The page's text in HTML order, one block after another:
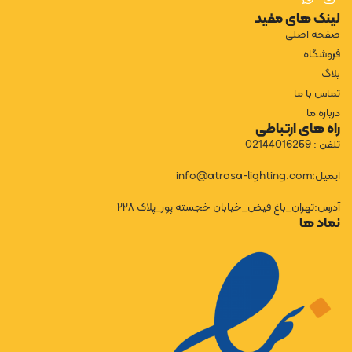
لینک های مفید
صفحه اصلی
فروشگاه
بلاگ
تماس با ما
درباره ما
راه های ارتباطی
تلفن : 02144016259
ایمیل:info@atrosa-lighting.com
آدرس:تهران_باغ فیض_خیابان خجسته پور_پلاک ۲۲۸
نماد ها